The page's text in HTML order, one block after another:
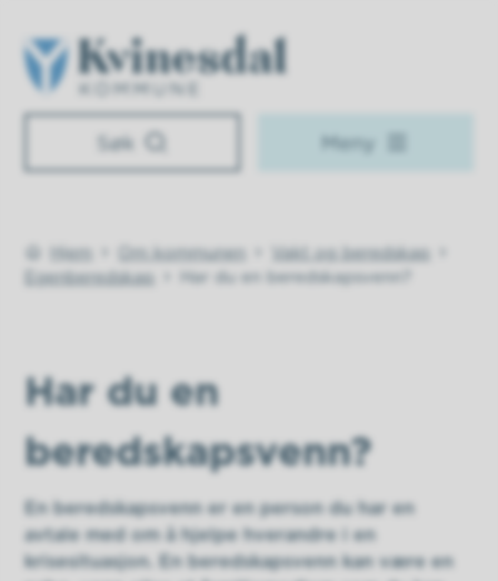
Kvinesdal kommune
Søk Meny
Du er her:
Hjem Om kommunen
Vakt og beredskap
Egenberedskap
Har du en beredskapsvenn?
Har du en
beredskapsvenn?
En beredskapsvenn er en person du har en
avtale med om å hjelpe hverandre i en
krisesituasjon. En beredskapsvenn kan være en